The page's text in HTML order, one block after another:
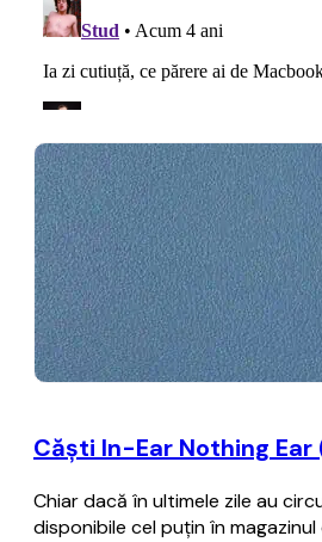
Căști In-Ear Nothing
Chiar dacă în ultimele zile au
disponibile cel puțin în